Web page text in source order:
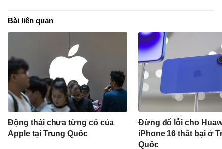
Bài liên quan
Động thái chưa từng có của
Apple tại Trung Quốc
Đừng đổ lỗi cho
iPhone 16 thất bại ở
Quốc